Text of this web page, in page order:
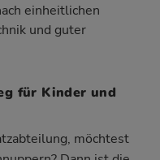
einheitlichen
und guter
für Kinder und
möchtest